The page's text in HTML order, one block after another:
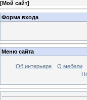
[Мой сайт]
Форма входа
Меню сайта
Об интерьере О мебели